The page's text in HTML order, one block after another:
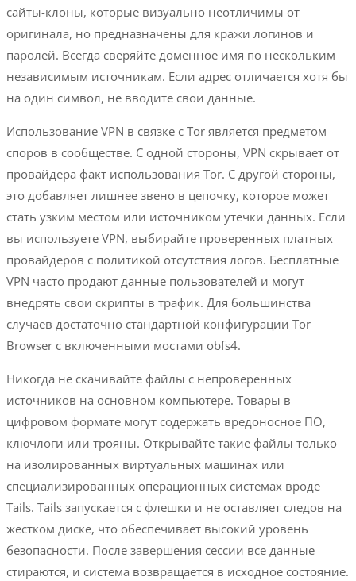
сайты-клоны, которые визуально неотличимы от
оригинала, но предназначены для кражи логинов и
паролей. Всегда сверяйте доменное имя по нескольким
независимым источникам. Если адрес отличается хотя бы
на один символ, не вводите свои данные.
Использование VPN в связке с Tor является предметом
споров в сообществе. С одной стороны, VPN скрывает от
провайдера факт использования Tor. С другой стороны,
это добавляет лишнее звено в цепочку, которое может
стать узким местом или источником утечки данных. Если
вы используете VPN, выбирайте проверенных платных
провайдеров с политикой отсутствия логов. Бесплатные
VPN часто продают данные пользователей и могут
внедрять свои скрипты в трафик. Для большинства
случаев достаточно стандартной конфигурации Tor
Browser с включенными мостами obfs4.
Никогда не скачивайте файлы с непроверенных
источников на основном компьютере. Товары в
цифровом формате могут содержать вредоносное ПО,
ключлоги или трояны. Открывайте такие файлы только
на изолированных виртуальных машинах или
специализированных операционных системах вроде
Tails. Tails запускается с флешки и не оставляет следов на
жестком диске, что обеспечивает высокий уровень
безопасности. После завершения сессии все данные
стираются, и система возвращается в исходное состояние.